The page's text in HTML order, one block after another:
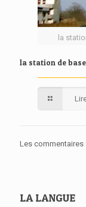
la
la station de
Les
LA LANGUE